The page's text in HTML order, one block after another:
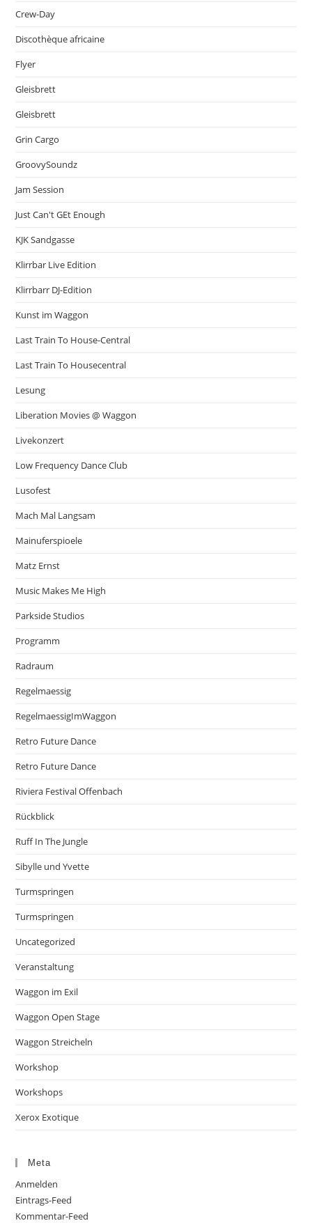
Crew-Day
Discothèque africaine
Flyer
Gleisbrett
Gleisbrett
Grin Cargo
GroovySoundz
Jam Session
Just Can't GEt Enough
KJK Sandgasse
Klirrbar Live Edition
Klirrbarr DJ-Edition
Kunst im Waggon
Last Train To House-Central
Last Train To Housecentral
Lesung
Liberation Movies @ Waggon
Livekonzert
Low Frequency Dance Club
Lusofest
Mach Mal Langsam
Mainuferspioele
Matz Ernst
Music Makes Me High
Parkside Studios
Programm
Radraum
Regelmaessig
RegelmaessigImWaggon
Retro Future Dance
Retro Future Dance
Riviera Festival Offenbach
Rückblick
Ruff In The Jungle
Sibylle und Yvette
Turmspringen
Turmspringen
Uncategorized
Veranstaltung
Waggon im Exil
Waggon Open Stage
Waggon Streicheln
Workshop
Workshops
Xerox Exotique
Meta
Anmelden
Eintrags-Feed
Kommentar-Feed